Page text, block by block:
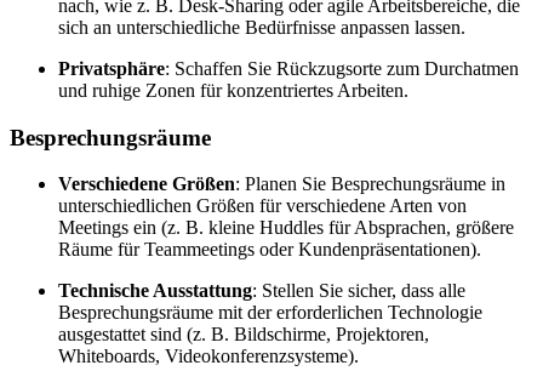
nach, wie z. B. Desk-Sharing oder agile Arbeitsbereiche, die
sich an unterschiedliche Bedürfnisse anpassen lassen.
Privatsphäre: Schaffen Sie Rückzugsorte zum Durchatmen
und ruhige Zonen für konzentriertes Arbeiten.
Besprechungsräume
Verschiedene Größen: Planen Sie Besprechungsräume in
unterschiedlichen Größen für verschiedene Arten von
Meetings ein (z. B. kleine Huddles für Absprachen, größere
Räume für Teammeetings oder Kundenpräsentationen).
Technische Ausstattung: Stellen Sie sicher, dass alle
Besprechungsräume mit der erforderlichen Technologie
ausgestattet sind (z. B. Bildschirme, Projektoren,
Whiteboards, Videokonferenzsysteme).